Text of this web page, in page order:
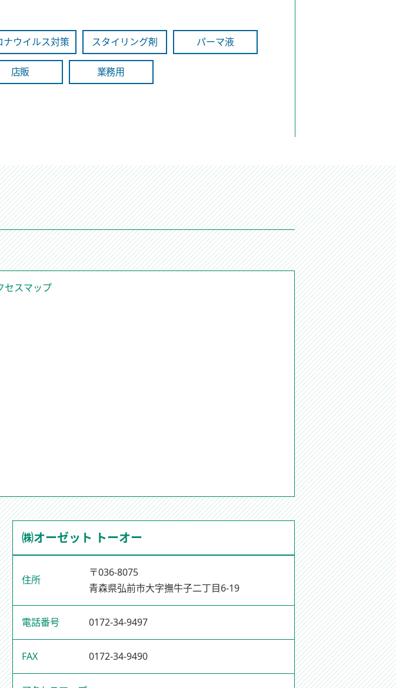
ナウイルス対策 スタイリング剤 パーマ液
店販 業務用
セスマップ
㈱オーゼット トーオー
住所
〒036-8075
青森県弘前市大字撫牛子二丁目6-19
電話番号 0172-34-9497
FAX 0172-34-9490